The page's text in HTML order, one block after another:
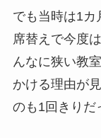
でも当時は1カ
席替えで今度
んなに狭い教
かける理由が
のも1回きりだ